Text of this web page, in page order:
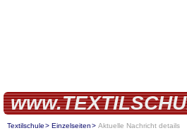
Textilschule Einzelseiten Aktuelle Nachricht details